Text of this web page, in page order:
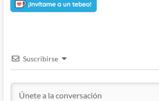
Suscribirse